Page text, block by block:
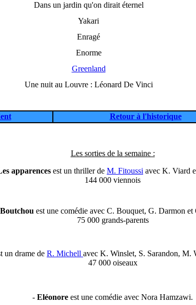
Dans un jardin qu'on dirait éternel
Yakari
Enragé
Enorme
Greenland
Une nuit au Louvre : Léonard De Vinci
Retour à l'historique
Les sorties de la semaine :
apparences est un thriller de M. Fitoussi avec K. Viard
144 000 viennois
Boutchou est une comédie avec C. Bouquet, G. Darmon et
75 000 grands-parents
un drame de R. Michell avec K. Winslet, S. Sarandon, M.
47 000 oiseaux
- Eléonore est une comédie avec Nora Hamzawi.